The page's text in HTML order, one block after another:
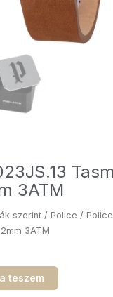
3ATM
szerint / Police / Police
3ATM
teszem